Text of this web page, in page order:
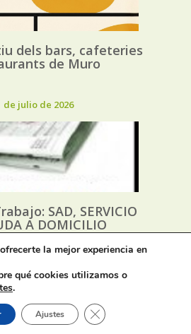
dels bars, cafeteries
de Muro
de julio de 2026
SAD, SERVICIO
A DOMICILIO
la mejor experiencia en
qué cookies utilizamos o
.
Ajustes Cerrar el banner de